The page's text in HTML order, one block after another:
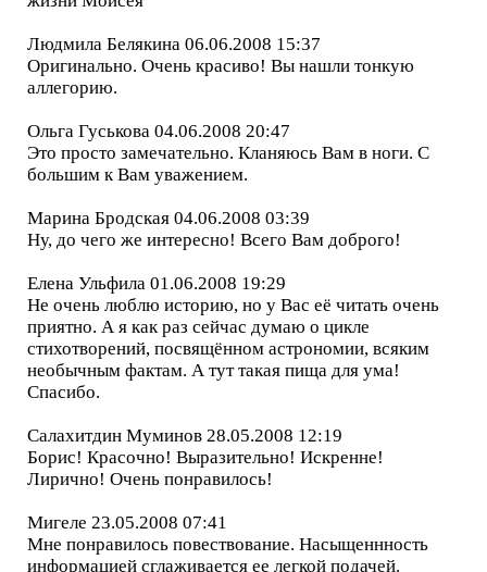
Людмила Белякина 06.06.2008 15:37
Оригинально. Очень красиво! Вы нашли тонкую
аллегорию.
Ольга Гуськова 04.06.2008 20:47
Это просто замечательно. Кланяюсь Вам в ноги. С
большим к Вам уважением.
Марина Бродская 04.06.2008 03:39
Ну, до чего же интересно! Всего Вам доброго!
Елена Ульфила 01.06.2008 19:29
Не очень люблю историю, но у Вас её читать очень
приятно. А я как раз сейчас думаю о цикле
стихотворений, посвящённом астрономии, всяким
необычным фактам. А тут такая пища для ума!
Спасибо.
Салахитдин Муминов 28.05.2008 12:19
Борис! Красочно! Выразительно! Искренне!
Лирично! Очень понравилось!
Мигеле 23.05.2008 07:41
Мне понравилось повествование. Насыщеннность
информацией сглаживается ее легкой подачей.